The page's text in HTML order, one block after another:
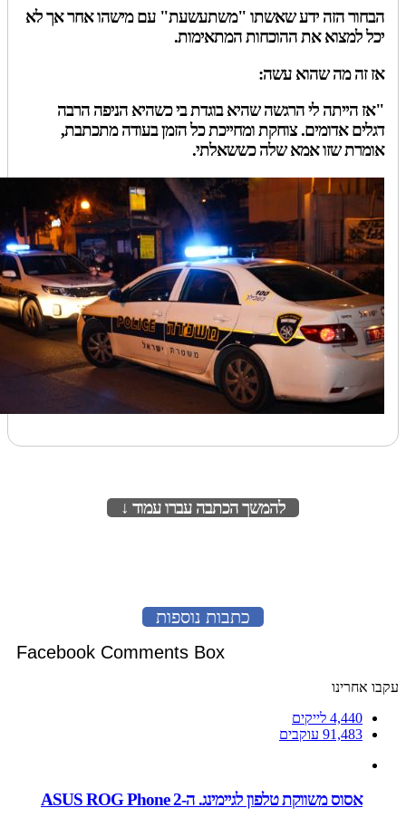
הזה ידע שאשתו "משתעשעת" עם מישהו אחר אך לא
למצוא את ההוכחות המתאימות.
מה שהוא עשה:
הייתה לי הרגשה שהיא בוגדת בי כשהיא הניפה הרבה
אדומים. צוחקת ומחייכת כל הזמן בעודה מתכתבת,
שזו אמא שלה כששאלתי.
להמשך הכתבה עברו עמוד ↓
כתבות נוספות
Facebook Comments Box
4,440
לייקים
91,483 עוקבים
אסוס משווקת טלפון לגיימינג. ה-ASUS ROG Phone 2